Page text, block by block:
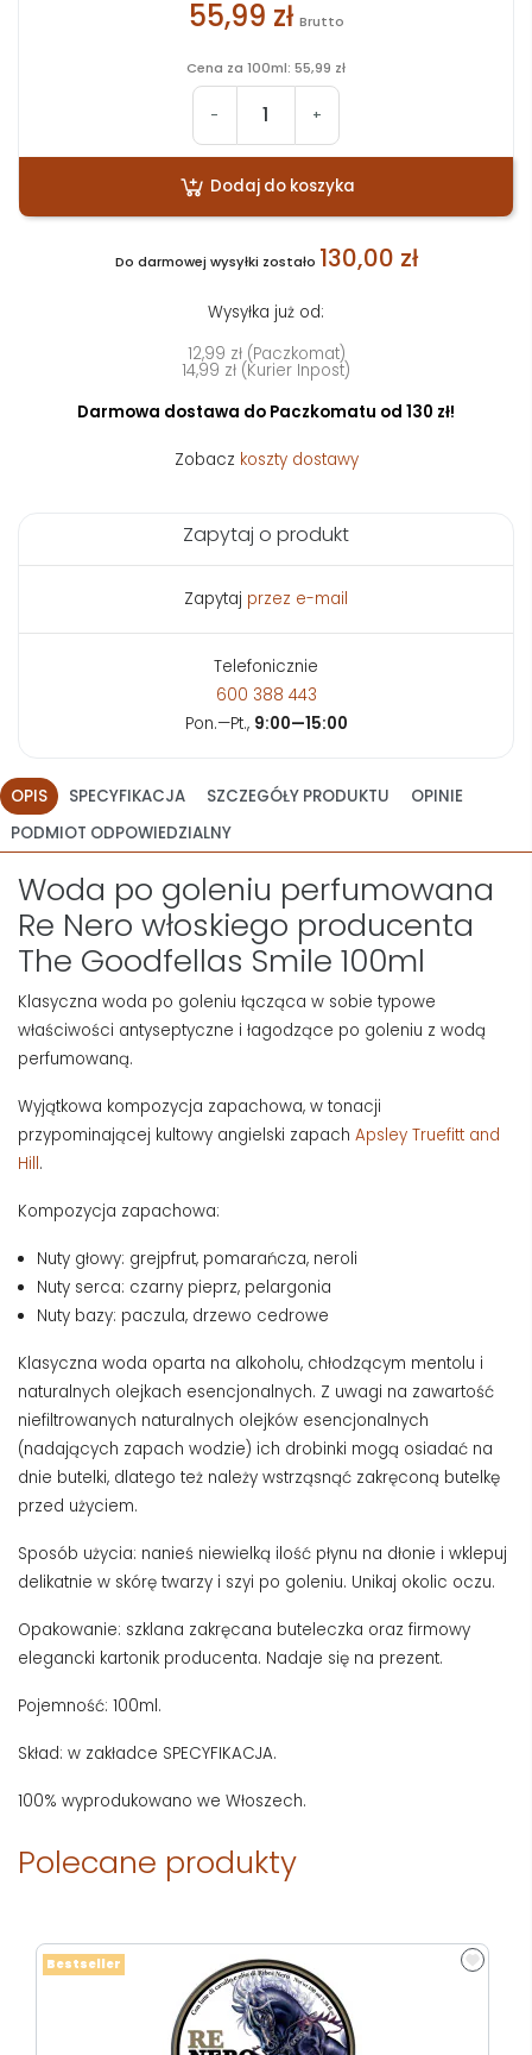
55,99 zł Brutto
Cena za 100ml: 55,99 zł
- +
Dodaj do koszyka
Do darmowej wysyłki zostało 130,00 zł
Wysyłka już od:
12,99 zł (Paczkomat)
14,99 zł (Kurier Inpost)
Darmowa dostawa do Paczkomatu od 130 zł!
Zobacz koszty dostawy
Zapytaj o produkt
Zapytaj przez e-mail
Telefonicznie
600 388 443
Pon.—Pt., 9:00—15:00
OPIS SPECYFIKACJA SZCZEGÓŁY PRODUKTU
OPINIE
PODMIOT ODPOWIEDZIALNY
Woda po goleniu perfumowana
Re Nero włoskiego producenta
The Goodfellas Smile 100ml
Klasyczna woda po goleniu łącząca w sobie typowe
właściwości antyseptyczne i łagodzące po goleniu z wodą
perfumowaną.
Wyjątkowa kompozycja zapachowa, w tonacji
przypominającej kultowy angielski zapach Apsley Truefitt and
Hill.
Kompozycja zapachowa:
Nuty głowy: grejpfrut, pomarańcza, neroli
Nuty serca: czarny pieprz, pelargonia
Nuty bazy: paczula, drzewo cedrowe
Klasyczna woda oparta na alkoholu, chłodzącym mentolu i
naturalnych olejkach esencjonalnych. Z uwagi na zawartość
niefiltrowanych naturalnych olejków esencjonalnych
(nadających zapach wodzie) ich drobinki mogą osiadać na
dnie butelki, dlatego też należy wstrząsnąć zakręconą butelkę
przed użyciem.
Sposób użycia: nanieś niewielką ilość płynu na dłonie i wklepuj
delikatnie w skórę twarzy i szyi po goleniu. Unikaj okolic oczu.
Opakowanie: szklana zakręcana buteleczka oraz firmowy
elegancki kartonik producenta. Nadaje się na prezent.
Pojemność: 100ml.
Skład: w zakładce SPECYFIKACJA.
100% wyprodukowano we Włoszech.
Polecane produkty
Bestseller